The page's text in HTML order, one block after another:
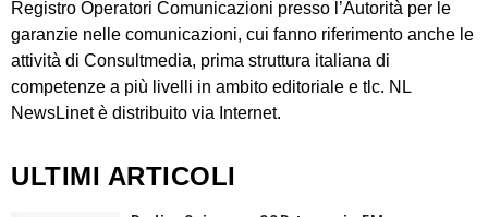
Registro Operatori Comunicazioni presso l’Autorità per le
garanzie nelle comunicazioni, cui fanno riferimento anche le
attività di Consultmedia, prima struttura italiana di
competenze a più livelli in ambito editoriale e tlc. NL
NewsLinet è distribuito via Internet.
ULTIMI ARTICOLI